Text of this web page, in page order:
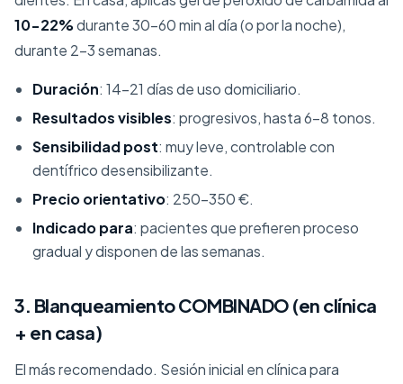
10-22%durante 30-60 min al día (o por la noche),
durante 2-3 semanas.
Duración: 14-21 días de uso domiciliario.
Resultados visibles: progresivos, hasta 6-8 tonos.
Sensibilidad post: muy leve, controlable con
dentífrico desensibilizante.
Precio orientativo: 250-350 €.
Indicado para: pacientes que prefieren proceso
gradual y disponen de las semanas.
3. Blanqueamiento COMBINADO (en clínica
+ en casa)
El más recomendado. Sesión inicial en clínica para